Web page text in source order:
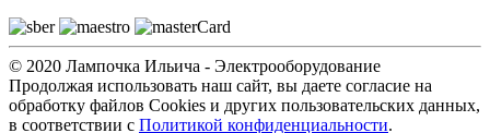
© 2020 Лампочка Ильича - Электрооборудование
Продолжая использовать наш сайт, вы даете согласие на
обработку файлов Cookies и других пользовательских данных,
в соответствии с Политикой конфиденциальности.